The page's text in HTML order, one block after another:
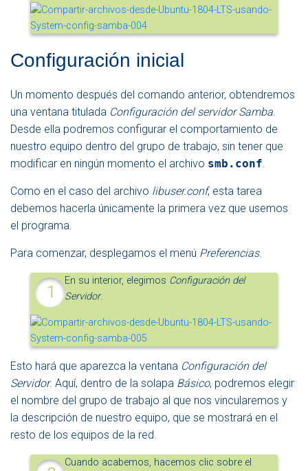
Configuración inicial
Un momento después del comando anterior, obtendremos
una ventana titulada Configuración del servidor Samba.
Desde ella podremos configurar el comportamiento de
nuestro equipo dentro del grupo de trabajo, sin tener que
modificar en ningún momento el archivo smb.conf.
Como en el caso del archivo libuser.conf, esta tarea
debemos hacerla únicamente la primera vez que usemos
el programa.
Para comenzar, desplegamos el menú Preferencias.
En su interior, elegimos Configuración del
Servidor.
Esto hará que aparezca la ventana Configuración del
Servidor. Aquí, dentro de la solapa Básico, podremos elegir
el nombre del grupo de trabajo al que nos vincularemos y
la descripción de nuestro equipo, que se mostrará en el
resto de los equipos de la red.
Cuando acabemos, hacemos clic sobre el